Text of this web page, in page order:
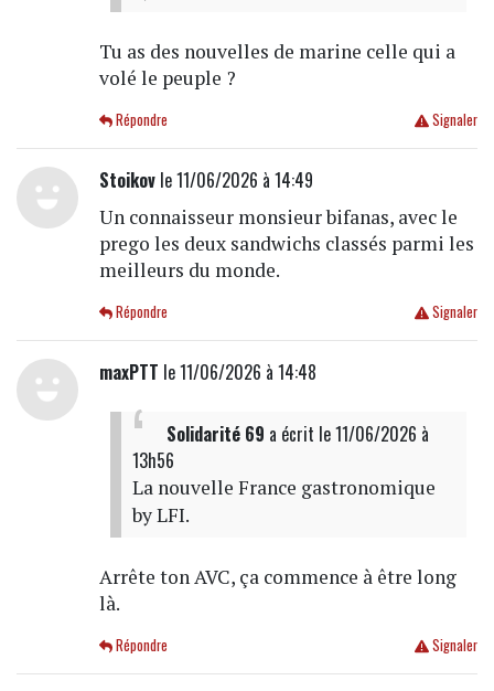
Tu as des nouvelles de marine celle qui a
volé le peuple ?
Signaler
Répondre
Stoikovle 11/06/2026 à 14:49
Un connaisseur monsieur bifanas, avec le
prego les deux sandwichs classés parmi les
meilleurs du monde.
Signaler
Répondre
maxPTT le 11/06/2026 à 14:48
Solidarité 69 a écrit le 11/06/2026 à
13h56
La nouvelle France gastronomique
by LFI.
Arrête ton AVC, ça commence à être long
là.
Signaler
Répondre